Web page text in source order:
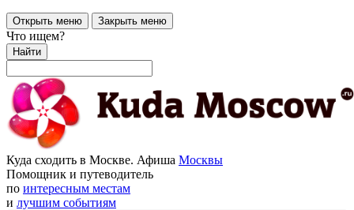
Открыть меню Закрыть меню
Что ищем?
Найти
Куда сходить в Москве. Афиша Москвы
Помощник и путеводитель
по интересным местам
и лучшим событиям